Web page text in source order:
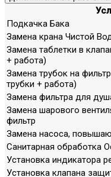
Подкачка Бака
Замена крана Чистой
Замена таблетки в
+ работа)
Замена трубок на
трубки + работа)
Замена фильтра для
Замена шарового
фильтр
Замена насоса,
Санитарная обработка
Установка индикатора
Установка клапана